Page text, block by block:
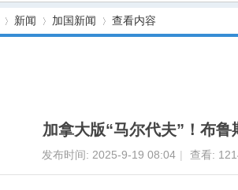
录
新闻 加国新闻 查看内容
加拿大版“马尔代夫”！布
发布时间: 2025-9-19 08:04 | 查看: